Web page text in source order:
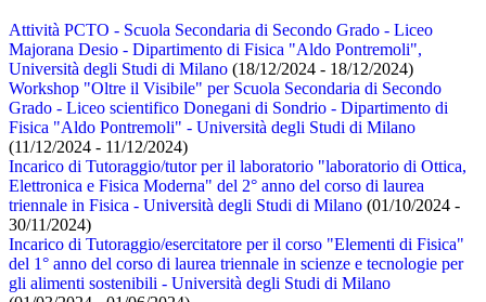
Attività PCTO - Scuola Secondaria di Secondo Grado - Liceo
Majorana Desio - Dipartimento di Fisica "Aldo Pontremoli",
Università degli Studi di Milano (18/12/2024 - 18/12/2024)
Workshop "Oltre il Visibile" per Scuola Secondaria di Secondo
Grado - Liceo scientifico Donegani di Sondrio - Dipartimento di
Fisica "Aldo Pontremoli" - Università degli Studi di Milano
(11/12/2024 - 11/12/2024)
Incarico di Tutoraggio/tutor per il laboratorio "laboratorio di Ottica,
Elettronica e Fisica Moderna" del 2° anno del corso di laurea
triennale in Fisica - Università degli Studi di Milano (01/10/2024 -
30/11/2024)
Incarico di Tutoraggio/esercitatore per il corso "Elementi di Fisica"
del 1° anno del corso di laurea triennale in scienze e tecnologie per
gli alimenti sostenibili - Università degli Studi di Milano